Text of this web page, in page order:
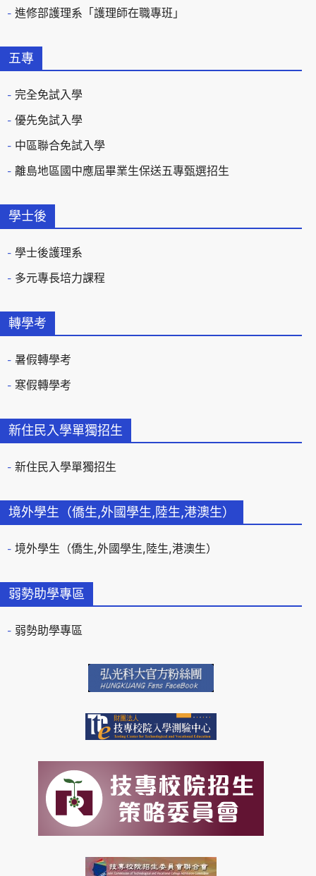
進修部護理系「護理師在職專班」
五專
完全免試入學
優先免試入學
中區聯合免試入學
離島地區國中應屆畢業生保送五專甄選招生
學士後
學士後護理系
多元專長培力課程
轉學考
暑假轉學考
寒假轉學考
新住民入學單獨招生
新住民入學單獨招生
境外學生（僑生,外國學生,陸生,港澳生）
境外學生（僑生,外國學生,陸生,港澳生）
弱勢助學專區
弱勢助學專區